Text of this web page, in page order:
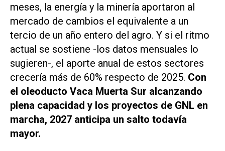
meses, la energía y la minería aportaron al
mercado de cambios el equivalente a un
tercio de un año entero del agro. Y si el ritmo
actual se sostiene -los datos mensuales lo
sugieren-, el aporte anual de estos sectores
crecería más de 60% respecto de 2025. Con
el oleoducto Vaca Muerta Sur alcanzando
plena capacidad y los proyectos de GNL en
marcha, 2027 anticipa un salto todavía
mayor.